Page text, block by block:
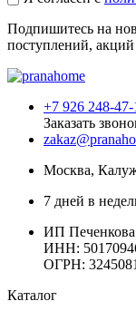
Подпишитесь на
поступлений,
+7 926 248-47-
Заказать
Москва,
7 дней в
ИП Печенкова
ИНН:
ОГРН:
Каталог